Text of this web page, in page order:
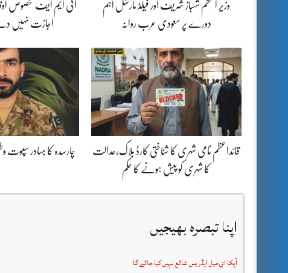
وزیر اعظم شہباز شریف اور فیلڈ مارشل اہم
دورے پر سعودی عرب روانہ
آئی ایم ایف مخصوص
اجازت نہیں دے
قائداعظم نامی شہری کا شناختی کارڈ بلاک،عدالت
کا شہری کو پیش ہونے کا حکم
چارسدہ کا بہادر سپوت
اپنا تبصرہ بھیجیں
آپکا ای میل ایڈریس شائع نہیں کیا جائے گا